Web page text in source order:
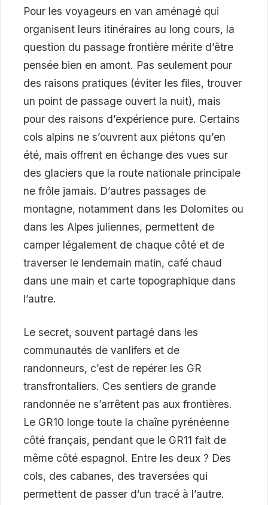
Pour les voyageurs en van aménagé qui
organisent leurs itinéraires au long cours, la
question du passage frontière mérite d’être
pensée bien en amont. Pas seulement pour
des raisons pratiques (éviter les files, trouver
un point de passage ouvert la nuit), mais
pour des raisons d’expérience pure. Certains
cols alpins ne s’ouvrent aux piétons qu’en
été, mais offrent en échange des vues sur
des glaciers que la route nationale principale
ne frôle jamais. D’autres passages de
montagne, notamment dans les Dolomites ou
dans les Alpes juliennes, permettent de
camper légalement de chaque côté et de
traverser le lendemain matin, café chaud
dans une main et carte topographique dans
l’autre.
Le secret, souvent partagé dans les
communautés de vanlifers et de
randonneurs, c’est de repérer les GR
transfrontaliers. Ces sentiers de grande
randonnée ne s’arrêtent pas aux frontières.
Le GR10 longe toute la chaîne pyrénéenne
côté français, pendant que le GR11 fait de
même côté espagnol. Entre les deux ? Des
cols, des cabanes, des traversées qui
permettent de passer d’un tracé à l’autre.